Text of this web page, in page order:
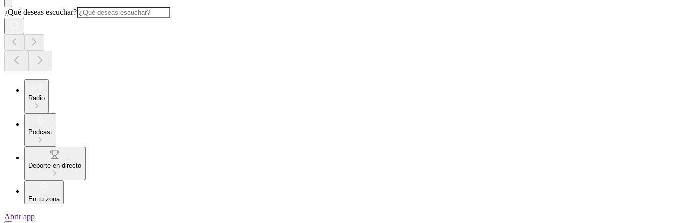
¿Qué deseas escuchar?
Radio
Podcast
Deporte en directo
En tu zona
Abrir app